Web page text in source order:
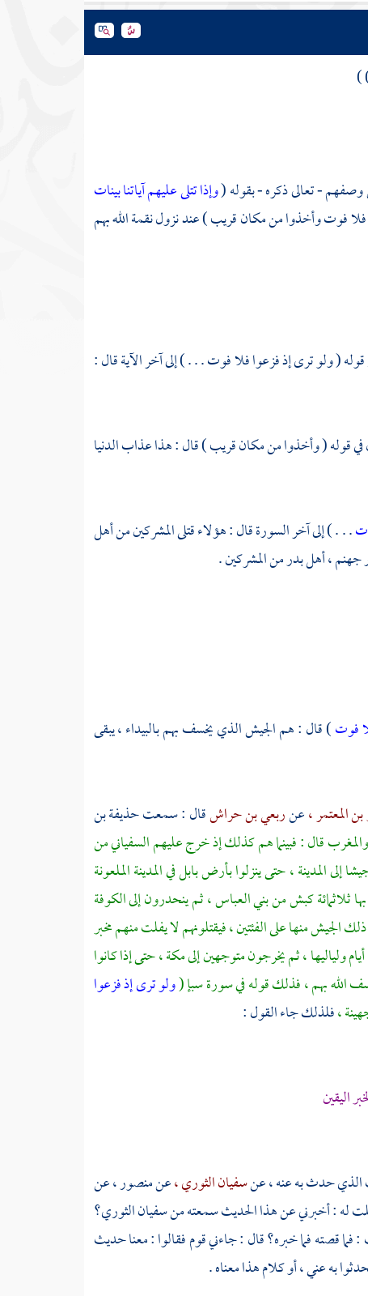
وصفهم - تعالى ذكره - بقوله (وإذا تتلى عليهم آياتنا بينات
فوت وأخذوا من مكان قريب ) عند نزول نقمة الله بهم
قوله ( ولو ترى إذ فزعوا فلا فوت . . . ) إلى آخر الآية قال :
قوله ( وأخذوا من مكان قريب ) قال : هذا عذاب الدنيا
. . . ) إلى آخر السورة قال : هؤلاء قتلى المشركين منأهل
جهنم ،أهل بدرمن المشركين .
فوت) قال : هم الجيش الذي يخسف بهم بالبيداء ، يبقى
المعتمر ،عنربعي بن حراشقال : سمعتحذيفة بن
قال : فبينما هم كذلك إذ خرج عليهم السفياني من
إلىالمدينة ،حتى ينزلوا بأرضبابلفي المدينة الملعونة
ثلاثمائة كبش منبني العباس ،ثم ينحدرون إلىالكوفة
الجيش منها على الفئتين ، فيقتلونهم لا يفلت منهم مخبر
أيام ولياليها ، ثم يخرجون متوجهين إلىمكة ،حتى إذا كانوا
الله بهم ، فذلك قوله في سورة سبإ (ولو ترى إذ فزعوا
،فلذلك جاء القول :
اليقين
الذي حدث به عنه ، عنسفيان الثوري ،عنمنصور ،عن
له : أخبرني عن هذا الحديث سمعته منسفيان الثوري؟
قصته فما خبره؟ قال : جاءني قوم فقالوا : معنا حديث
به عني ، أو كلام هذا معناه .